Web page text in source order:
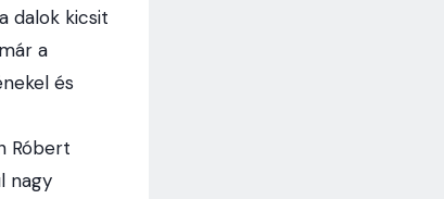
dalok kicsit
a
és
Róbert
nagy